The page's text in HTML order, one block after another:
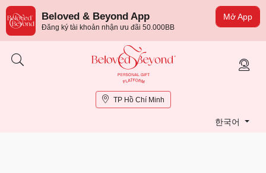
Mở App
Beloved & Beyond App
Đăng ký tài khoản nhận ưu đãi 50.000BB
TP Hồ Chí Minh
한국어